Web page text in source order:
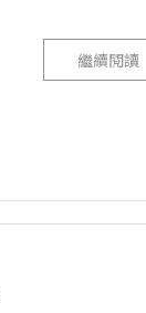
繼續閱讀